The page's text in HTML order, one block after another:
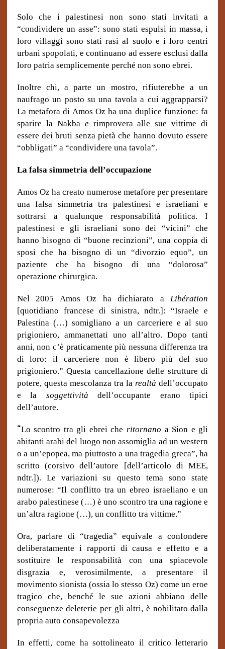
Solo che i palestinesi non sono stati invitati a
“condividere un asse”: sono stati espulsi in massa, i
loro villaggi sono stati rasi al suolo e i loro centri
urbani spopolati, e continuano ad essere esclusi dalla
loro patria semplicemente perché non sono ebrei.
Inoltre chi, a parte un mostro, rifiuterebbe a un
naufrago un posto su una tavola a cui aggrapparsi?
La metafora di Amos Oz ha una duplice funzione: fa
sparire la Nakba e rimprovera alle sue vittime di
essere dei bruti senza pietà che hanno dovuto essere
“obbligati” a “condividere una tavola”.
La falsa simmetria dell’occupazione
Amos Oz ha creato numerose metafore per presentare
una falsa simmetria tra palestinesi e israeliani e
sottrarsi a qualunque responsabilità politica. I
palestinesi e gli israeliani sono dei “vicini” che
hanno bisogno di “buone recinzioni”, una coppia di
sposi che ha bisogno di un “divorzio equo”, un
paziente che ha bisogno di una “dolorosa”
operazione chirurgica.
Nel 2005 Amos Oz ha dichiarato aLibération
[quotidiano francese di sinistra, ndtr.]: “Israele e
Palestina (…) somigliano a un carceriere e al suo
prigioniero, ammanettati uno all’altro. Dopo tanti
anni, non c’è praticamente più nessuna differenza tra
di loro: il carceriere non è libero più del suo
prigioniero.” Questa cancellazione delle strutture di
potere, questa mescolanza tra larealtàdell’occupato
e la soggettivitàdell’occupante erano tipici
dell’autore.
“Lo scontro tra gli ebrei cheritornano a Sion e gli
abitanti arabi del luogo non assomiglia ad un western
o a un’epopea, ma piuttosto a una tragedia greca”, ha
scritto (corsivo dell’autore [dell’articolo di MEE,
ndtr.]). Le variazioni su questo tema sono state
numerose: “Il conflitto tra un ebreo israeliano e un
arabo palestinese (…) è uno scontro tra una ragione e
un’altra ragione (…), un conflitto tra vittime.”
Ora, parlare di “tragedia” equivale a confondere
deliberatamente i rapporti di causa e effetto e a
sostituire le responsabilità con una spiacevole
disgrazia e, verosimilmente, a presentare il
movimento sionista (ossia lo stesso Oz) come un eroe
tragico che, benché le sue azioni abbiano delle
conseguenze deleterie per gli altri, è nobilitato dalla
propria auto consapevolezza
In effetti, come ha sottolineato il critico letterario